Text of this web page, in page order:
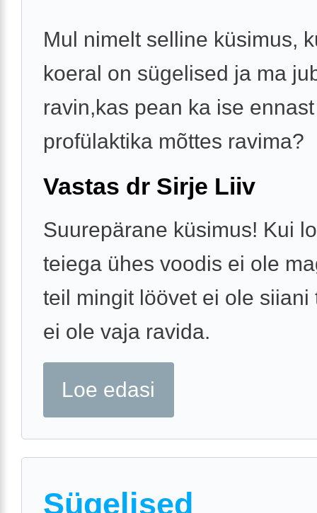
Mul nimelt selline küsimus,
koeral on sügelised ja ma
ravin,kas pean ka ise ennast
profülaktika mõttes ravima?
Vastas dr Sirje Liiv
Suurepärane küsimus! Kui
teiega ühes voodis ei ole
teil mingit löövet ei ole siiani
ei ole vaja ravida.
Loe edasi
Sügelised